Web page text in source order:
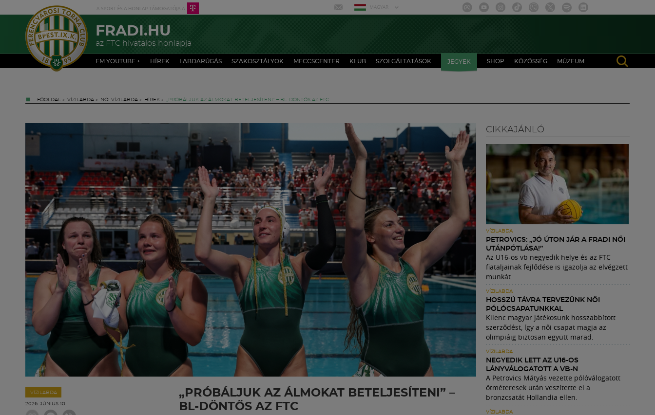
MAGYAR
FRADI.HU
az FTC hivatalos honlapja
FM YOUTUBE + HÍREK LABDARÚGÁS SZAKOSZTÁLYOK MECCSCENTER KLUB SZOLGÁLTATÁSOK JEGYEK SHOP KÖZÖSSÉG MÚZEUM
FŐOLDAL » VÍZILABDA » NŐI VÍZILABDA » HÍREK » „PRÓBÁLJUK AZ ÁLMOKAT BETELJESÍTENI” – BL-DÖNTŐS AZ FTC
VÍZILABDA
2026. JÚNIUS 10.
„PRÓBÁLJUK AZ ÁLMOKAT BETELJESÍTENI” –
BL-DÖNTŐS AZ FTC
CIKKAJÁNLÓ
VÍZILABDA
PETROVICS: „JÓ ÚTON JÁR A FRADI NŐI
UTÁNPÓTLÁSA!”
Az U16-os vb negyedik helye és az FTC
fiataljainak fejlődése is igazolja az elvégzett
munkát.
VÍZILABDA
HOSSZÚ TÁVRA TERVEZÜNK NŐI
PÓLÓCSAPATUNKKAL
Kilenc magyar játékosunk hosszabbított
szerződést, így a női csapat magja az
olimpiáig biztosan együtt marad.
VÍZILABDA
NEGYEDIK LETT AZ U16-OS
LÁNYVÁLOGATOTT A VB-N
A Petrovics Mátyás vezette pólóválogatott
ötméteresek után veszítette el a
bronzcsatát Hollandia ellen.
VÍZILABDA